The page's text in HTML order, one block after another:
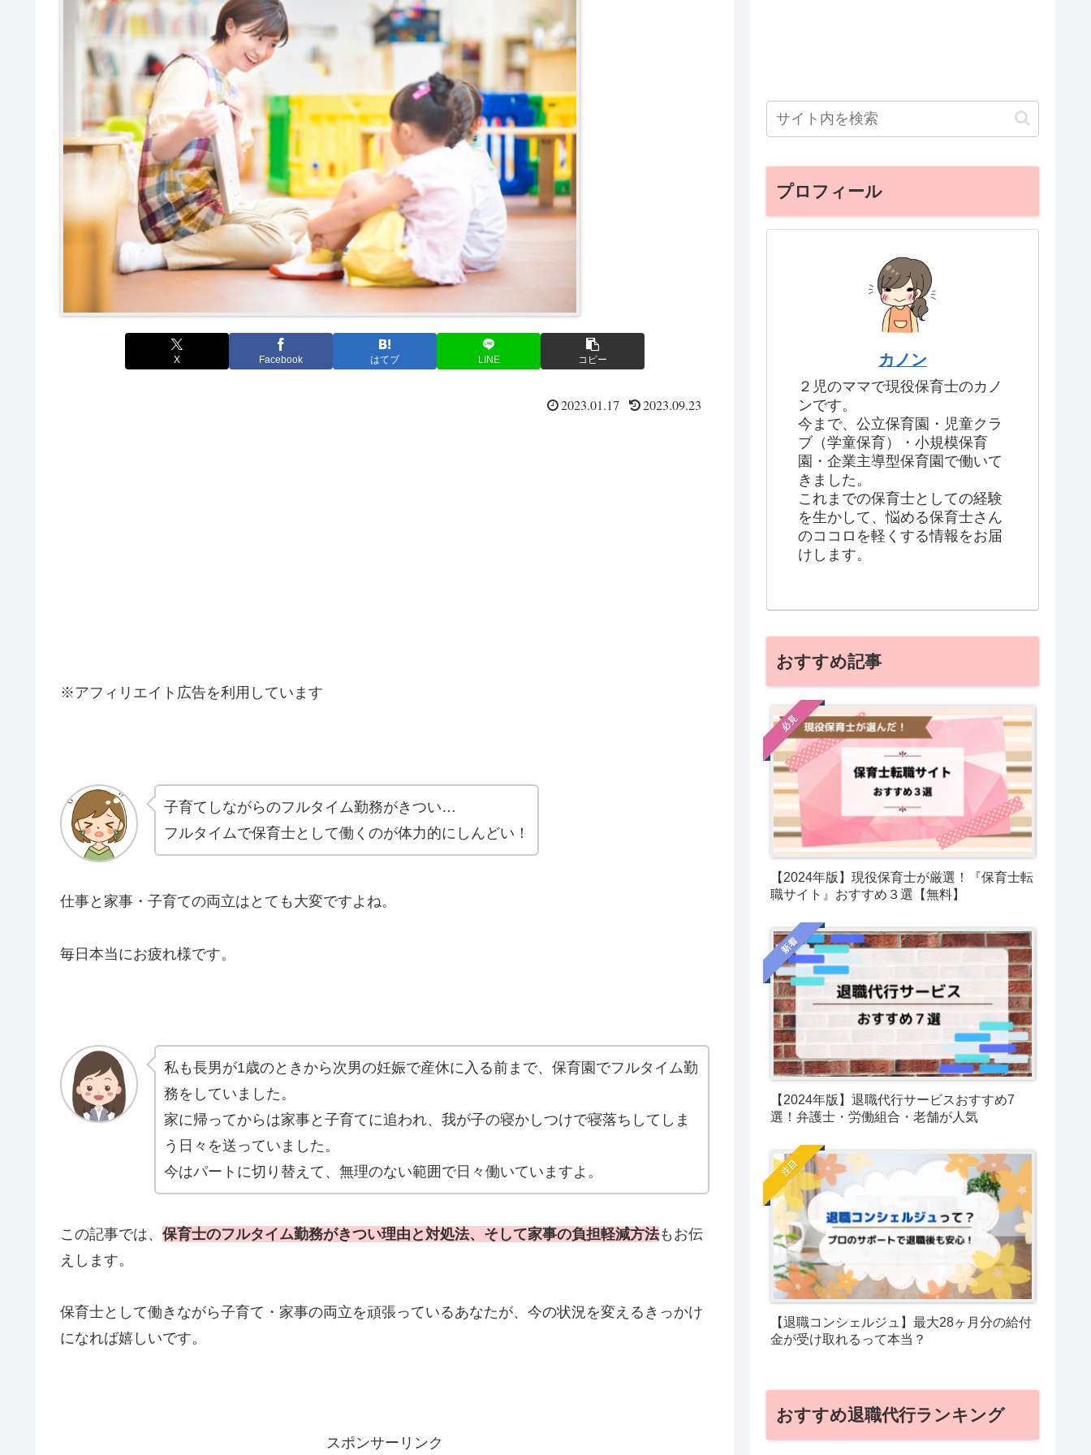
X Facebook はてブ LINE コピー
2023.01.17 2023.09.23
※アフィリエイト広告を利用しています
子育てしながらのフルタイム勤務がきつい…
フルタイムで保育士として働くのが体力的にしんどい！
仕事と家事・子育ての両立はとても大変ですよね。
毎日本当にお疲れ様です。
私も長男が1歳のときから次男の妊娠で産休に入る前まで、保育園でフルタイム勤
務をしていました。
家に帰ってからは家事と子育てに追われ、我が子の寝かしつけで寝落ちしてしま
う日々を送っていました。
今はパートに切り替えて、無理のない範囲で日々働いていますよ。
この記事では、 保育士のフルタイム勤務がきつい理由と対処法、そして家事の負担軽減方法もお伝
えします。
保育士として働きながら子育て・家事の両立を頑張っているあなたが、今の状況を変えるきっかけ
になれば嬉しいです。
スポンサーリンク
プロフィール
カノン
２児のママで現役保育士のカノ
ンです。
今まで、公立保育園・児童クラ
ブ（学童保育）・小規模保育
園・企業主導型保育園で働いて
きました。
これまでの保育士としての経験
を生かして、悩める保育士さん
のココロを軽くする情報をお届
けします。
おすすめ記事
必見
【2024年版】現役保育士が厳選！『保育士転
職サイト』おすすめ３選【無料】
新着
【2024年版】退職代行サービスおすすめ7
選！弁護士・労働組合・老舗が人気
注目
【退職コンシェルジュ】最大28ヶ月分の給付
金が受け取れるって本当？
おすすめ退職代行ランキング